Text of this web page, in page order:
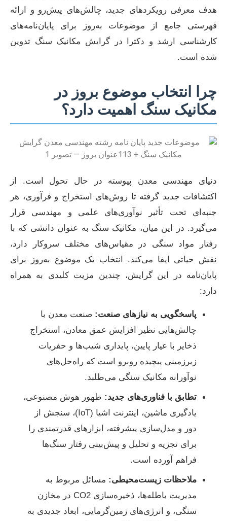
هدف معرفی رویکردهای جدید، چالش‌های پیش‌رو و ارائه
فهرستی جامع از موضوعات به‌روز برای پایان‌نامه‌های
کارشناسی ارشد و دکترا در گرایش مکانیک سنگ تدوین
شده است.
چرا انتخاب موضوع بروز در
مکانیک سنگ اهمیت دارد؟
دنیای مهندسی معدن پیوسته در حال تحول است. از
اکتشافات جدید گرفته تا روش‌های استخراج و فرآوری، هر
جنبه‌ای تحت تأثیر نوآوری‌های علمی و مهندسی قرار
می‌گیرد. در این میان، مکانیک سنگ به عنوان دانشی که با
رفتار مواد سنگی در مقیاس‌های مختلف سروکار دارد،
نقش حیاتی ایفا می‌کند. انتخاب یک موضوع به‌روز برای
پایان‌نامه در این گرایش، چندین مزیت کلیدی به همراه
دارد:
پاسخگویی به نیازهای صنعت: صنعت معدن با
چالش‌هایی نظیر افزایش عمق معادن، استخراج
ذخایر با عیار پایین، پایداری شیب‌ها و حفریات
زیرزمینی پیچیده روبرو است که راه‌حل‌های
نوآورانه مکانیک سنگی می‌طلبد.
تطابق با فناوری‌های جدید: ظهور هوش مصنوعی،
یادگیری ماشین، اینترنت اشیا (IoT)، سنجش از
دور و مدل‌سازی پیشرفته، ابزارهای قدرتمندی را
برای تجزیه و تحلیل و پیش‌بینی رفتار سنگ‌ها
فراهم آورده است.
ملاحظات زیست‌محیطی: مسائل مربوط به
مدیریت باطله‌ها، ذخیره‌سازی CO2 در مخازن
سنگی، و انرژی‌های زمین‌گرمایی، ابعاد جدیدی به